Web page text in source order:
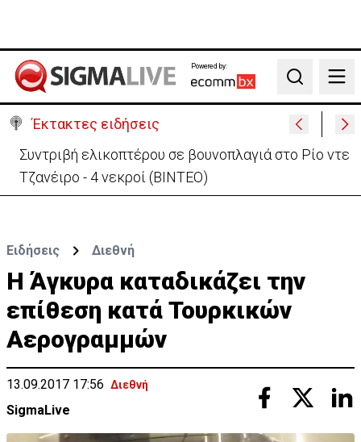
Powered by:
Search
Έκτακτες ειδήσεις
ΚΕ: Το μείζον είναι η Τουρκία να επανέλθει στο
τραπέζι των διαπραγματεύσεων
Ειδήσεις Διεθνή
Η Άγκυρα καταδικάζει την
επίθεση κατά Τουρκικών
Αερογραμμών
13.09.2017 17:56 Διεθνή
SigmaLive